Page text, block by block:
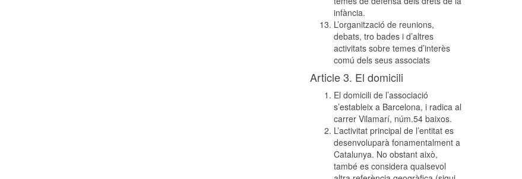
infància.
L’organització de reunions,
debats, tro bades i d’altres
activitats sobre temes d’interès
comú dels seus associats
Article 3. El domicili
El domicili de l’associació
s’estableix a Barcelona, i radica al
carrer Vilamarí, núm.54 baixos.
L’activitat principal de l’entitat es
desenvoluparà fonamentalment a
Catalunya. No obstant això,
també es considera qualsevol